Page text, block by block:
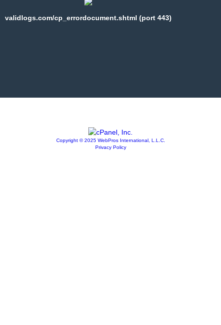
validlogs.com/cp_errordocument.shtml (port 443)
Copyright © 2025 WebPros International, L.L.C.
Privacy Policy